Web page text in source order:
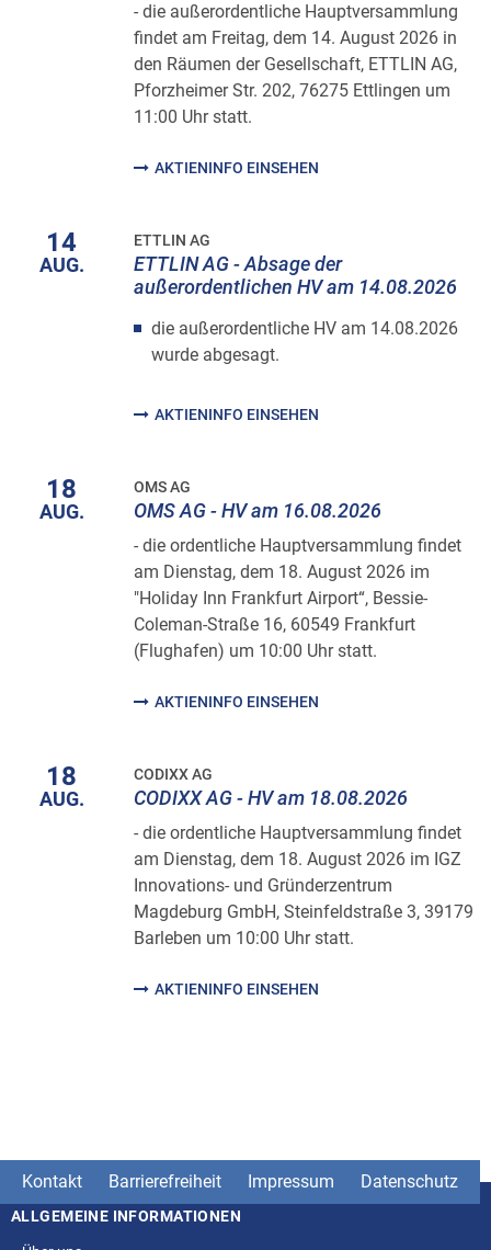
- die außerordentliche Hauptversammlung
findet am Freitag, dem 14. August 2026 in
den Räumen der Gesellschaft, ETTLIN AG,
Pforzheimer Str. 202, 76275 Ettlingen um
11:00 Uhr statt.
AKTIENINFO EINSEHEN
14
AUG.
ETTLIN AG
ETTLIN AG - Absage der
außerordentlichen HV am 14.08.2026
die außerordentliche HV am 14.08.2026
wurde abgesagt.
AKTIENINFO EINSEHEN
18
AUG.
OMS AG
OMS AG - HV am 16.08.2026
- die ordentliche Hauptversammlung findet
am Dienstag, dem 18. August 2026 im
"Holiday Inn Frankfurt Airport“, Bessie-
Coleman-Straße 16, 60549 Frankfurt
(Flughafen) um 10:00 Uhr statt.
AKTIENINFO EINSEHEN
18
AUG.
CODIXX AG
CODIXX AG - HV am 18.08.2026
- die ordentliche Hauptversammlung findet
am Dienstag, dem 18. August 2026 im IGZ
Innovations- und Gründerzentrum
Magdeburg GmbH, Steinfeldstraße 3, 39179
Barleben um 10:00 Uhr statt.
AKTIENINFO EINSEHEN
Kontakt Barrierefreiheit Impressum Datenschutz
Seitenstruktur
ALLGEMEINE INFORMATIONEN